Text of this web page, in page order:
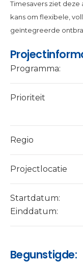
Timesavers ziet
kans om flexibele,
geïntegreerde
Programma:
Prioriteit
Regio
Projectlocatie
Startdatum:
Einddatum:
Begunstigde: